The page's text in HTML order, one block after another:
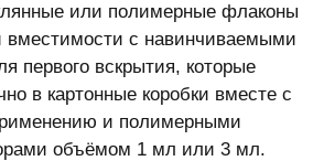
или полимерные флаконы
вместимости с навинчиваемыми
первого вскрытия, которые
в картонные коробки вместе с
и полимерными
объёмом 1 мл или 3 мл.